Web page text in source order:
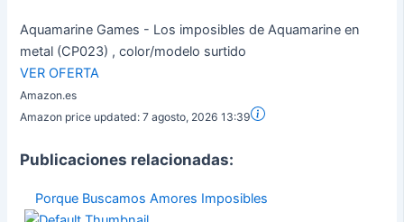
Aquamarine Games - Los imposibles de Aquamarine en
metal (CP023) , color/modelo surtido
VER OFERTA
Amazon.es
Amazon price updated:7 agosto, 2026 13:39
Publicaciones relacionadas:
Porque Buscamos Amores Imposibles